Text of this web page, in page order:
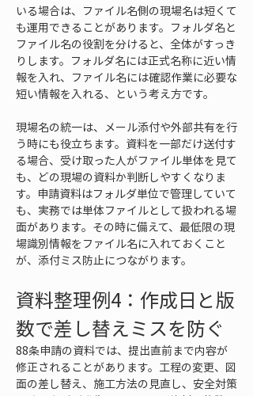
いる場合は、ファイル名側の現場名は短くて
も運用できることがあります。フォルダ名と
ファイル名の役割を分けると、全体がすっき
りします。フォルダ名には正式名称に近い情
報を入れ、ファイル名には確認作業に必要な
短い情報を入れる、という考え方です。
現場名の統一は、メール添付や外部共有を行
う時にも役立ちます。資料を一部だけ送付す
る場合、受け取った人がファイル単体を見て
も、どの現場の資料か判断しやすくなりま
す。申請資料はフォルダ単位で管理していて
も、実務では単体ファイルとして扱われる場
面があります。その時に備えて、最低限の現
場識別情報をファイル名に入れておくこと
が、添付ミス防止につながります。
資料整理例4：作成日と版
数で差し替えミスを防ぐ
88条申請の資料では、提出直前まで内容が
修正されることがあります。工程の変更、図
面の差し替え、施工方法の見直し、安全対策